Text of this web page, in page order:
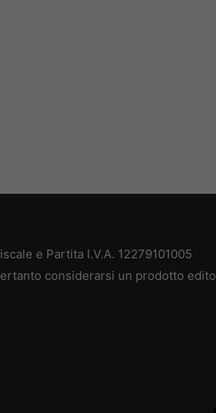
e Partita I.V.A. 12279101005
considerarsi un prodotto